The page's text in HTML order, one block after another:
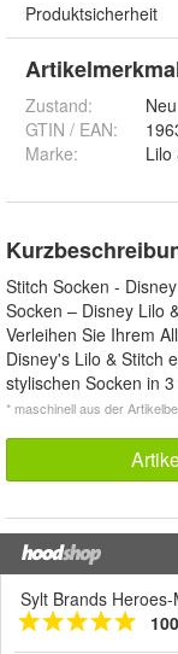
Produktsicherheit
Zustand:
Neu
GTIN / EAN:
Marke:
Lilo
Stitch Socken -
Socken – Disney Lilo
Verleihen Sie Ihrem
Disney's Lilo & Stitch
stylischen Socken in
* maschinell aus der
Sylt Brands Heroes-